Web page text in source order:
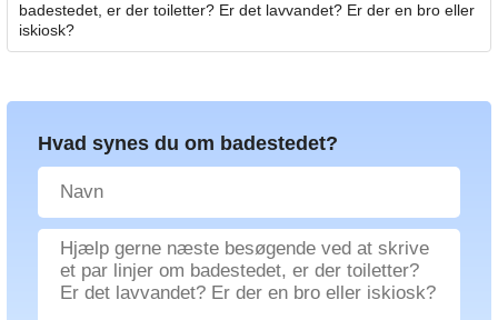
badestedet, er der toiletter? Er det lavvandet? Er der en bro eller
iskiosk?
Hvad synes du om badestedet?